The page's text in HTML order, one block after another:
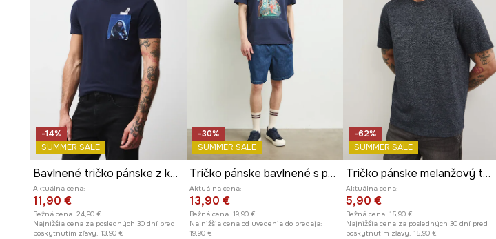
-14%
SUMMER SALE
Bavlnené tričko pánske z kolekcie Harry Potter
Aktuálna cena:
11,90 €
Bežná cena: 24,90 €
Najnižšia cena za posledných 30 dní pred
poskytnutím zľavy: 13,90 €
-30%
SUMMER SALE
Tričko pánske bavlnené s potlačou z kolekcie Kit Mizeres x Medicine
Aktuálna cena:
13,90 €
Bežná cena: 19,90 €
Najnižšia cena od uvedenia do predaja:
19,90 €
-62%
SUMMER SALE
Tričko pánske melanžový tmavomodrá farba
Aktuálna cena:
5,90 €
Bežná cena: 15,90 €
Najnižšia cena za posledných 30 dní pred
poskytnutím zľavy: 15,90 €